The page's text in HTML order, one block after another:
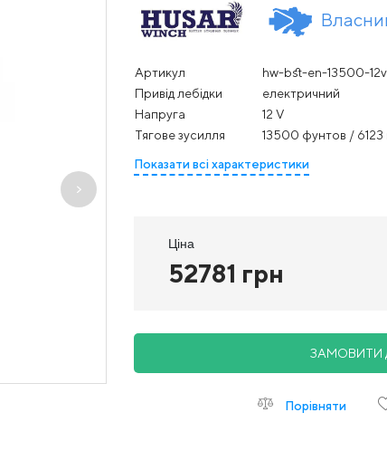
Артикул
hw-bst-en-13500-12v
Привід лебідки
електричний
Напруга
12 V
Тягове зусилля
13500 фунтов / 6123
Показати всі характеристики
Ціна
52781 грн
ЗАМОВИТИ
Порівняти